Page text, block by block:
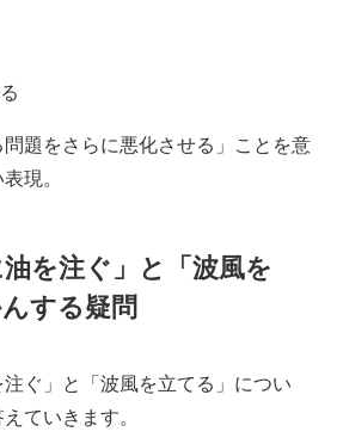
題をさらに悪化させる」ことを意
現。
を注ぐ」と「波風を
する疑問
ぐ」と「波風を立てる」につい
ていきます。